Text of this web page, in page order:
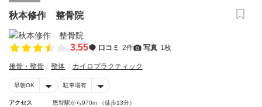
秋本修作 整骨院
3.55 口コミ 2件 写真 1枚
接骨・整骨 整体 カイロプラクティック
早朝OK 駐車場有
アクセス 恩智駅から970m （徒歩13分）